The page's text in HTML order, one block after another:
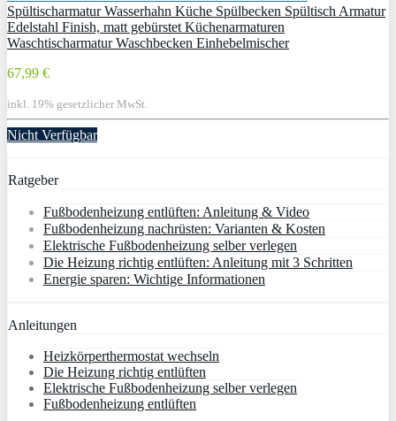
Spültischarmatur Wasserhahn Küche Spülbecken Spültisch Armatur
Edelstahl Finish, matt gebürstet Küchenarmaturen
Waschtischarmatur Waschbecken Einhebelmischer
67,99 €
inkl. 19% gesetzlicher MwSt.
Nicht Verfügbar
Ratgeber
Fußbodenheizung entlüften: Anleitung & Video
Fußbodenheizung nachrüsten: Varianten & Kosten
Elektrische Fußbodenheizung selber verlegen
Die Heizung richtig entlüften: Anleitung mit 3 Schritten
Energie sparen: Wichtige Informationen
Anleitungen
Heizkörperthermostat wechseln
Die Heizung richtig entlüften
Elektrische Fußbodenheizung selber verlegen
Fußbodenheizung entlüften